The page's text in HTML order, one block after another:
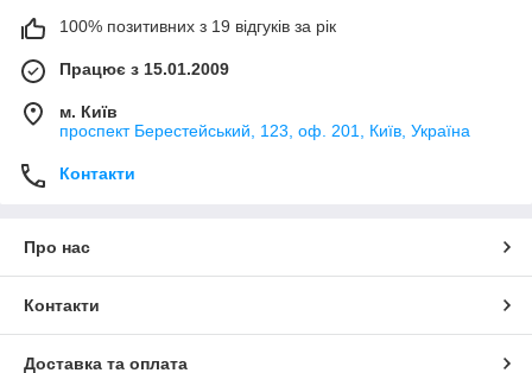
100% позитивних з 19 відгуків за рік
Працює з 15.01.2009
м. Київ
проспект Берестейський, 123, оф. 201, Київ, Україна
Контакти
Про нас
Контакти
Доставка та оплата